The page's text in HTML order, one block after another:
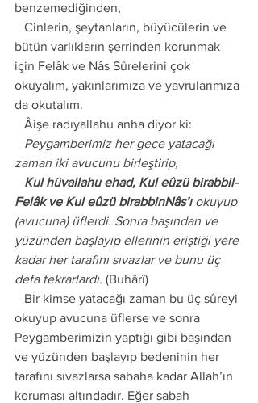
benzemediğinden,
bütün varlıkların şerrinden korunmak
için Felâk ve Nâs Sûrelerini çok
okuyalım, yakınlarımıza ve yavrularımıza
da okutalım.
   Âişe radıyallahu anha diyor ki:
zaman iki avucunu birleştirip,
Felâk ve Kul eûzü birabbinNâs’ı okuyup
(avucuna) üflerdi. Sonra başından ve
yüzünden başlayıp ellerinin eriştiği yere
kadar her tarafını sıvazlar ve bunu üç
defa tekrarlardı. (Buhârî)
okuyup avucuna üflerse ve sonra
Peygamberimizin yaptığı gibi başından
ve yüzünden başlayıp bedeninin her
tarafını sıvazlarsa sabaha kadar Allah’ın
koruması altındadır. Eğer sabah